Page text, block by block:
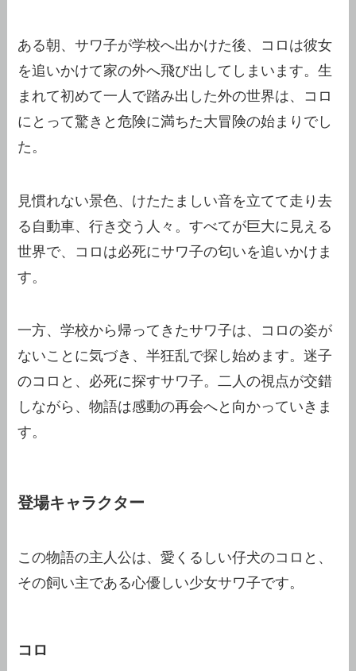
ある朝、サワ子が学校へ出かけた後、コロは彼女
を追いかけて家の外へ飛び出してしまいます。生
まれて初めて一人で踏み出した外の世界は、コロ
にとって驚きと危険に満ちた大冒険の始まりでし
た。
見慣れない景色、けたたましい音を立てて走り去
る自動車、行き交う人々。すべてが巨大に見える
世界で、コロは必死にサワ子の匂いを追いかけま
す。
一方、学校から帰ってきたサワ子は、コロの姿が
ないことに気づき、半狂乱で探し始めます。迷子
のコロと、必死に探すサワ子。二人の視点が交錯
しながら、物語は感動の再会へと向かっていきま
す。
登場キャラクター
この物語の主人公は、愛くるしい仔犬のコロと、
その飼い主である心優しい少女サワ子です。
コロ